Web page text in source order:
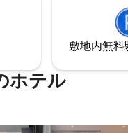
提供する洗練されたデザ
ムと、活気のある都市の
ーをお楽しみください。
イル、つながりを求める
最適です。
敷地内無料
ホ⁠テ⁠ル